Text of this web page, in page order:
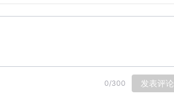
0/300 发表评论